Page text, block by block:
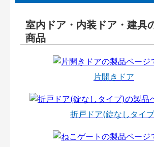
室内ドア・内装ドア・建具
商品
片開きドア
折戸ドア(錠なしタイ